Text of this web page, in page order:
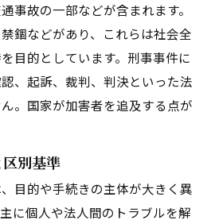
事故の一部などが含まれます。
錮などがあり、これらは社会全
目的としています。刑事事件に
、起訴、裁判、判決といった法
。国家が加害者を追及する点が
別基準
目的や手続きの主体が大きく異
に個人や法人間のトラブルを解